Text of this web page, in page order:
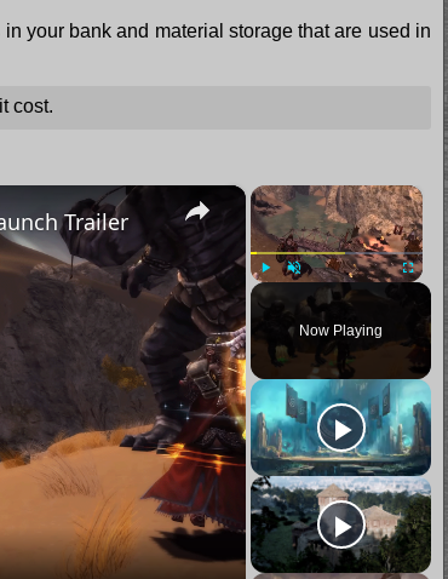
your bank and material storage that are used in
cost.
×
Fullscreen
Now Playing
Trailer